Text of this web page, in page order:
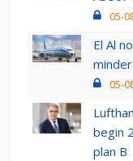
05-
El Al
05-
begin
plan B